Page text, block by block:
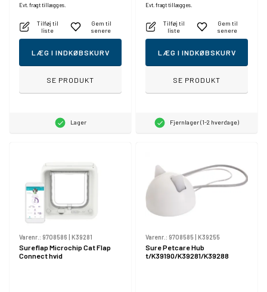
Evt. fragt tillægges.
Tilføj til
liste
Gem til
senere
LÆG I INDKØBSKURV
SE PRODUKT
Lager
Evt. fragt tillægges.
Tilføj til
liste
Gem til
senere
LÆG I INDKØBSKURV
SE PRODUKT
Fjernlager (1-2 hverdage)
Varenr.: 9708586 | K39281
Sureflap Microchip Cat Flap
Connect hvid
Varenr.: 9708585| K39255
Sure Petcare Hub
t/K39190/K39281/K39288